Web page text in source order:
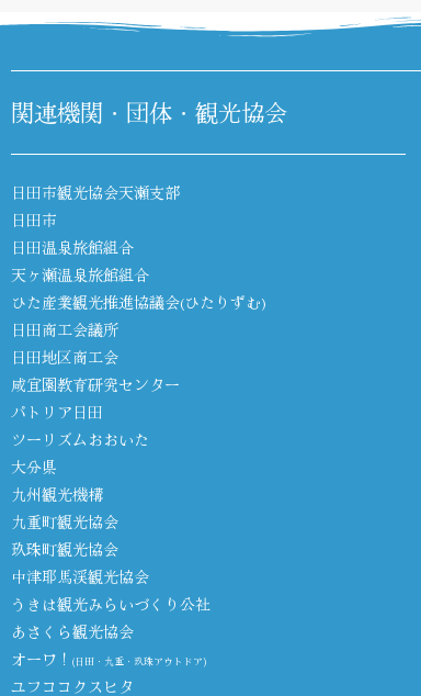
関連機関・団体・観光協会
日田市観光協会天瀬支部
日田市
日田温泉旅館組合
天ヶ瀬温泉旅館組合
ひた産業観光推進協議会(ひたりずむ)
日田商工会議所
日田地区商工会
咸宜園教育研究センター
パトリア日田
ツーリズムおおいた
大分県
九州観光機構
九重町観光協会
玖珠町観光協会
中津耶馬渓観光協会
うきは観光みらいづくり公社
あさくら観光協会
オーワ！ (日田・九重・玖珠アウトドア)
ユフココクスヒタ